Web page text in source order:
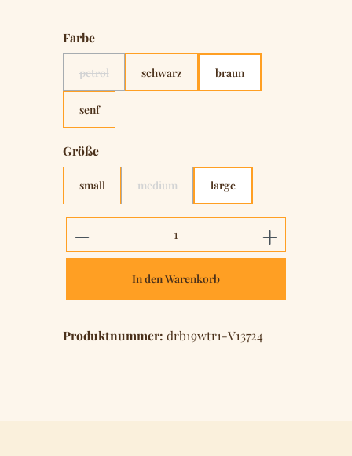
Farbeauswählen
petrol
(Diese Option ist zurzeit nicht verfügbar.)
schwarz braun
senf
Größeauswählen
small medium
(Diese Option ist zurzeit nicht verfügbar.)
large
Produkt Anzahl: Gib den
In den Warenkorb
Produktnummer: drb19wtr1-V13724